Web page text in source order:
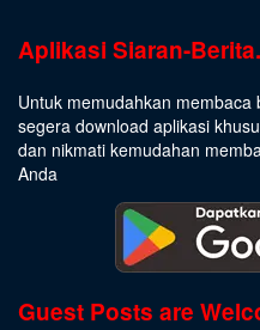
Aplikasi Siaran-
Untuk memudahkan
segera download aplikasi
dan nikmati kemudahan
Anda
Guest Posts are